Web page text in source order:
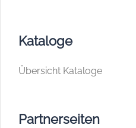
Kataloge
Übersicht Kataloge
Partnerseiten